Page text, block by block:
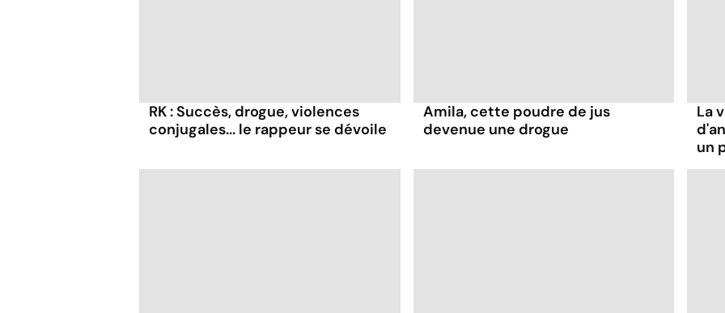
RK : Succès, drogue, violences
conjugales... le rappeur se dévoile
Amila, cette poudre de jus
devenue une drogue
La
un